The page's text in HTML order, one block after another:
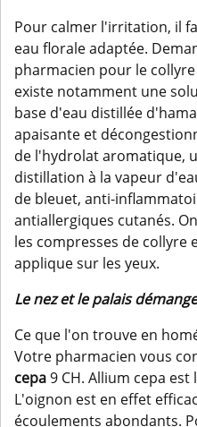
Pour calmer l'irritation, il
eau florale adaptée.
pharmacien pour le
existe notamment une
base d'eau distillée
apaisante et
de l'hydrolat aromatique,
distillation à la vapeur
de bleuet, anti-
antiallergiques cutanés.
les compresses de collyre
applique sur les yeux.
Le nez et le palais
Ce que l'on trouve en
Votre pharmacien vous
cepa9 CH. Allium cepa
L'oignon est en effet
écoulements abondants.